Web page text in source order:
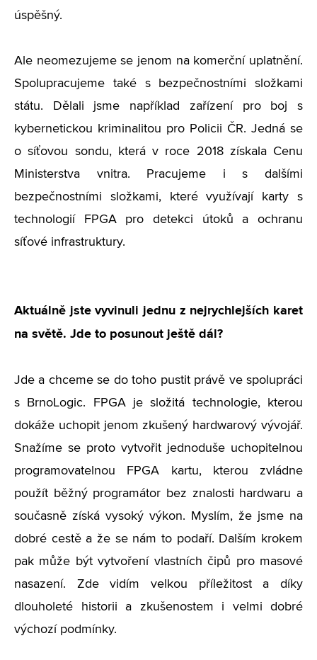
úspěšný.
Ale neomezujeme se jenom na komerční uplatnění.
Spolupracujeme také s bezpečnostními složkami
státu. Dělali jsme například zařízení pro boj s
kybernetickou kriminalitou pro Policii ČR. Jedná se
o síťovou sondu, která v roce 2018 získala Cenu
Ministerstva vnitra. Pracujeme i s dalšími
bezpečnostními složkami, které využívají karty s
technologií FPGA pro detekci útoků a ochranu
síťové infrastruktury.
Aktuálně jste vyvinuli jednu z nejrychlejších karet
na světě. Jde to posunout ještě dál?
Jde a chceme se do toho pustit právě ve spolupráci
s BrnoLogic. FPGA je složitá technologie, kterou
dokáže uchopit jenom zkušený hardwarový vývojář.
Snažíme se proto vytvořit jednoduše uchopitelnou
programovatelnou FPGA kartu, kterou zvládne
použít běžný programátor bez znalosti hardwaru a
současně získá vysoký výkon. Myslím, že jsme na
dobré cestě a že se nám to podaří. Dalším krokem
pak může být vytvoření vlastních čipů pro masové
nasazení. Zde vidím velkou příležitost a díky
dlouholeté historii a zkušenostem i velmi dobré
výchozí podmínky.